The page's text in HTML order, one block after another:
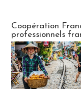
Coopération
professionnels